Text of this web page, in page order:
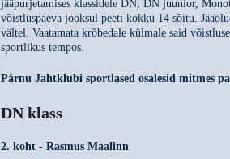
jääpurjetamises klassidele DN, DN juunior,
võistluspäeva jooksul peeti kokku 14 sõitu.
vältel. Vaatamata krõbedale külmale said
sportlikus tempos.
Pärnu Jahtklubi sportlased osalesid mitmes
DN klass
2. koht - Rasmus Maalinn